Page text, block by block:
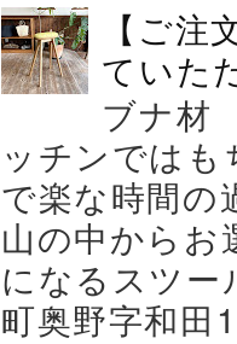
【ご
ていた
ブナ材
ッチンでは
で楽な時間の
山の中から
になるスツー
町奥野字和